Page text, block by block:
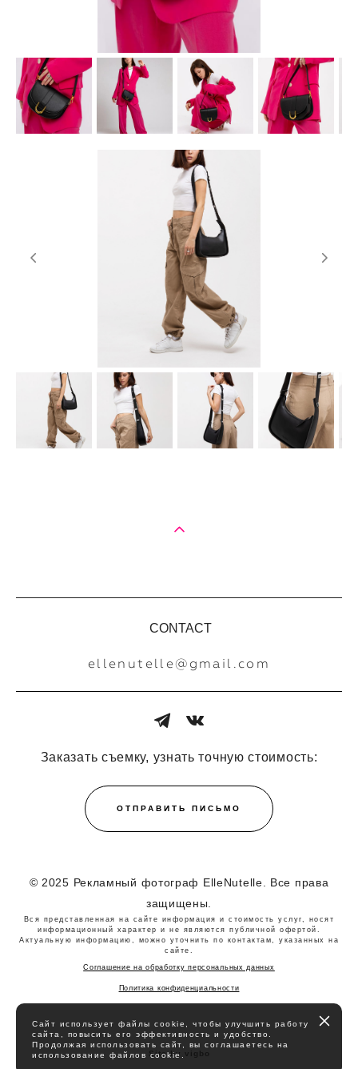
CONTACT
ellenutelle@gmail.com
Заказать съемку, узнать точную стоимость:
ОТПРАВИТЬ ПИСЬМО
© 2025 Рекламный фотограф ElleNutelle. Все права
защищены.
Вся представленная на сайте информация и стоимость услуг, носят
информационный характер и не являются публичной офертой.
Актуальную информацию, можно уточнить по контактам, указанных на
сайте.
Соглашение на обработку персональных данных
Политика конфиденциальности
Site by vigbo
Сайт использует файлы cookie, чтобы улучшить работу
сайта, повысить его эффективность и удобство.
Продолжая использовать сайт, вы соглашаетесь на
использование файлов cookie.